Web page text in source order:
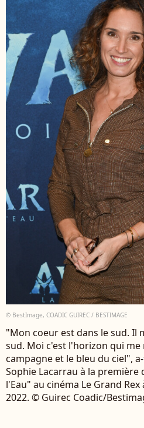
© BestImage, COADIC GUIREC / BESTIMAGE
"Mon coeur est dans le sud. Il
sud. Moi c'est l'horizon qui me
campagne et le bleu du ciel",
Sophie Lacarrau à la première
l'Eau" au cinéma Le Grand
2022. © Guirec Coadic/